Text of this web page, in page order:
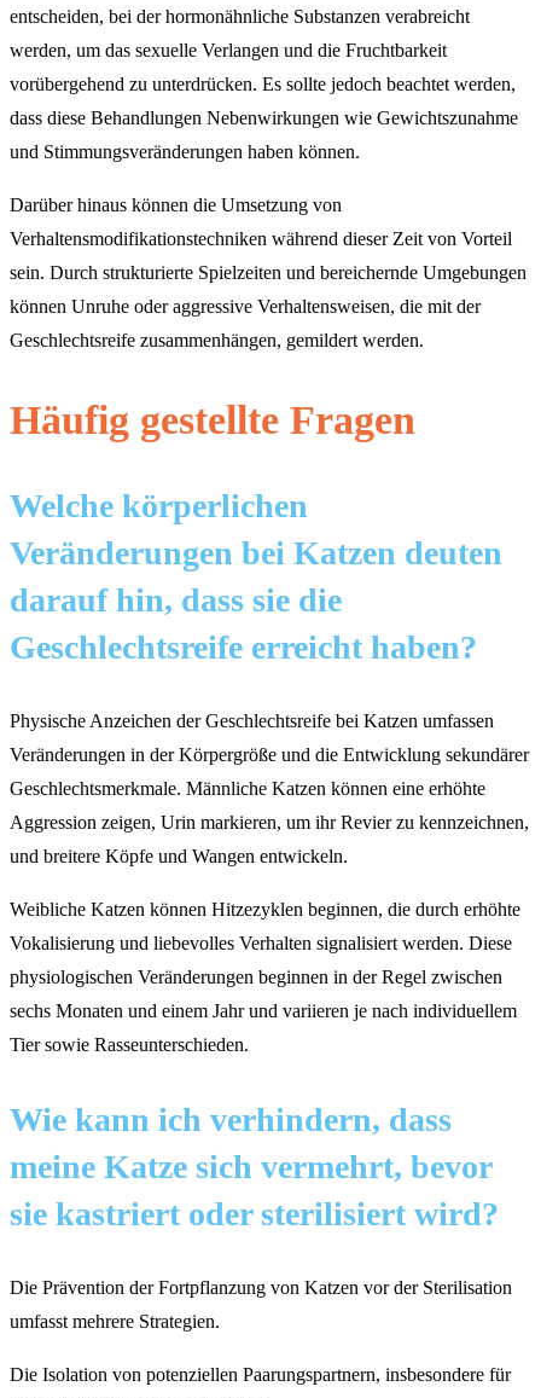
entscheiden, bei der hormonähnliche Substanzen verabreicht
werden, um das sexuelle Verlangen und die Fruchtbarkeit
vorübergehend zu unterdrücken. Es sollte jedoch beachtet werden,
dass diese Behandlungen Nebenwirkungen wie Gewichtszunahme
und Stimmungsveränderungen haben können.
Darüber hinaus können die Umsetzung von
Verhaltensmodifikationstechniken während dieser Zeit von Vorteil
sein. Durch strukturierte Spielzeiten und bereichernde Umgebungen
können Unruhe oder aggressive Verhaltensweisen, die mit der
Geschlechtsreife zusammenhängen, gemildert werden.
Häufig gestellte Fragen
Welche körperlichen
Veränderungen bei Katzen deuten
darauf hin, dass sie die
Geschlechtsreife erreicht haben?
Physische Anzeichen der Geschlechtsreife bei Katzen umfassen
Veränderungen in der Körpergröße und die Entwicklung sekundärer
Geschlechtsmerkmale. Männliche Katzen können eine erhöhte
Aggression zeigen, Urin markieren, um ihr Revier zu kennzeichnen,
und breitere Köpfe und Wangen entwickeln.
Weibliche Katzen können Hitzezyklen beginnen, die durch erhöhte
Vokalisierung und liebevolles Verhalten signalisiert werden. Diese
physiologischen Veränderungen beginnen in der Regel zwischen
sechs Monaten und einem Jahr und variieren je nach individuellem
Tier sowie Rasseunterschieden.
Wie kann ich verhindern, dass
meine Katze sich vermehrt, bevor
sie kastriert oder sterilisiert wird?
Die Prävention der Fortpflanzung von Katzen vor der Sterilisation
umfasst mehrere Strategien.
Die Isolation von potenziellen Paarungspartnern, insbesondere für